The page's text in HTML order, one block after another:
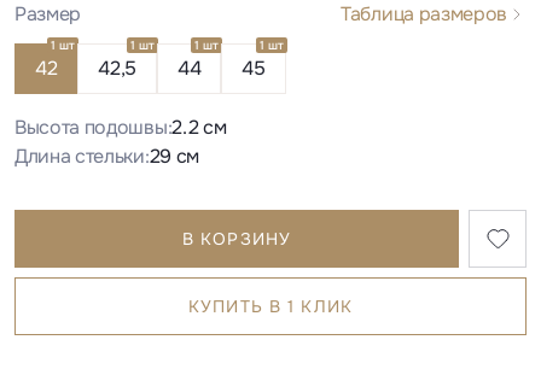
Размер Таблица размеров
42
1 шт
42,5
1 шт
44
1 шт
45
1 шт
Высота подошвы:2.2 см
Длина стельки:29 см
В КОРЗИНУ
КУПИТЬ В 1 КЛИК